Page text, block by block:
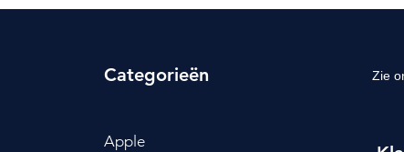
Categorieën
Apple
Zie